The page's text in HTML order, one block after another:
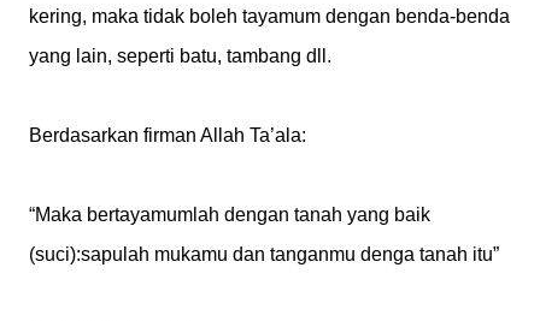
kering, maka tidak boleh tayamum dengan benda-benda
yang lain, seperti batu, tambang dll.
Berdasarkan firman Allah Ta’ala:
“Maka bertayamumlah dengan tanah yang baik
(suci):sapulah mukamu dan tanganmu denga tanah itu”